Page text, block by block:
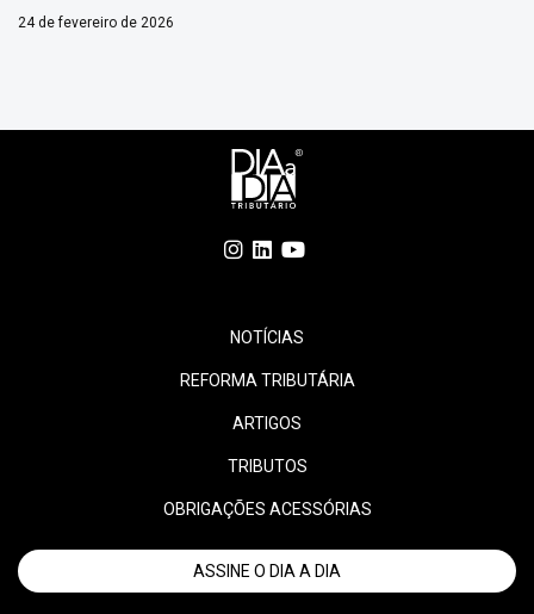
23/02/2026. As mesmas atualizações estão disponibilizadas no
24 de fevereiro de 2026
NOTÍCIAS
REFORMA TRIBUTÁRIA
ARTIGOS
TRIBUTOS
OBRIGAÇÕES ACESSÓRIAS
ASSINE O DIA A DIA